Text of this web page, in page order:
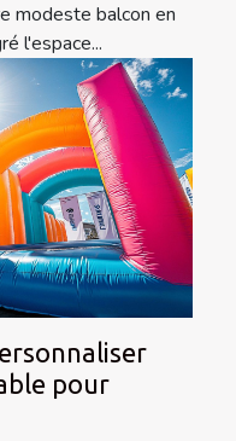
modeste balcon en
l'espace...
pour